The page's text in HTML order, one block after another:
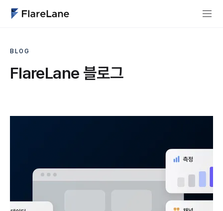
BLOG
FlareLane 블로그